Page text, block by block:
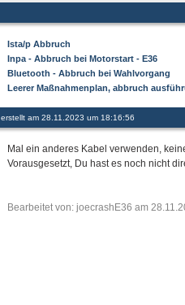
Ista/p Abbruch
Inpa - Abbruch bei Motorstart - E36
Bluetooth - Abbruch bei Wahlvorgang
Leerer Maßnahmenplan, abbruch
erstellt am 28.11.2023 um 18:16:56
Mal ein anderes Kabel verwenden,
Vorausgesetzt, Du hast es noch nicht
Bearbeitet von: joecrashE36 am